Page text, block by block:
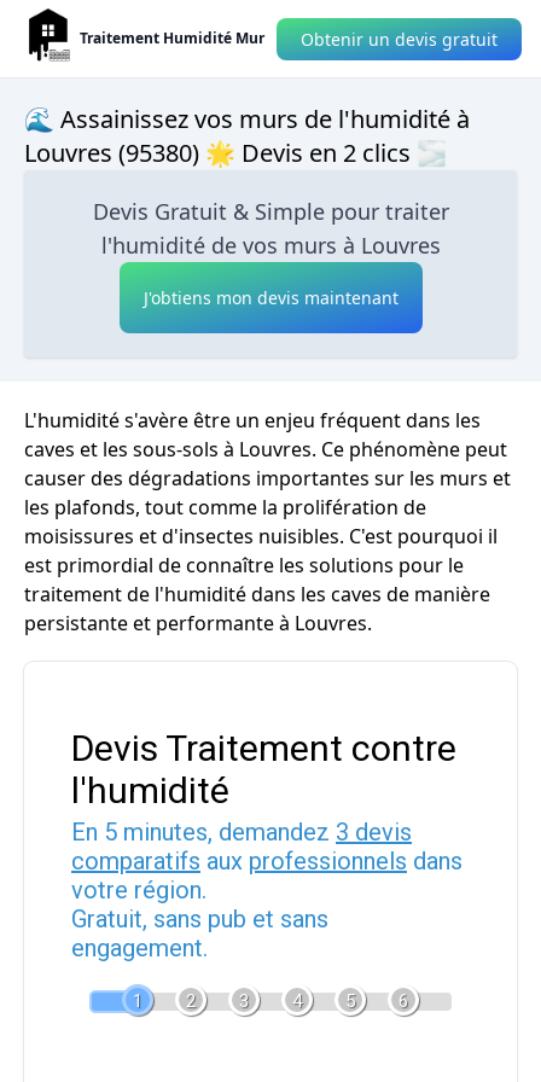
Traitement Humidité Mur Obtenir un devis gratuit
🌊 Assainissez vos murs de l'humidité à
Louvres (95380) 🌟 Devis en 2 clics 🌫
Devis Gratuit & Simple pour traiter
l'humidité de vos murs à Louvres
J'obtiens mon devis maintenant
L'humidité s'avère être un enjeu fréquent dans les
caves et les sous-sols à Louvres. Ce phénomène peut
causer des dégradations importantes sur les murs et
les plafonds, tout comme la prolifération de
moisissures et d'insectes nuisibles. C'est pourquoi il
est primordial de connaître les solutions pour le
traitement de l'humidité dans les caves de manière
persistante et performante à Louvres.
Devis Traitement contre
l'humidité
En 5 minutes, demandez 3 devis
comparatifs aux professionnels dans
votre région.
Gratuit, sans pub et sans
engagement.
1 2 3 4 5 6